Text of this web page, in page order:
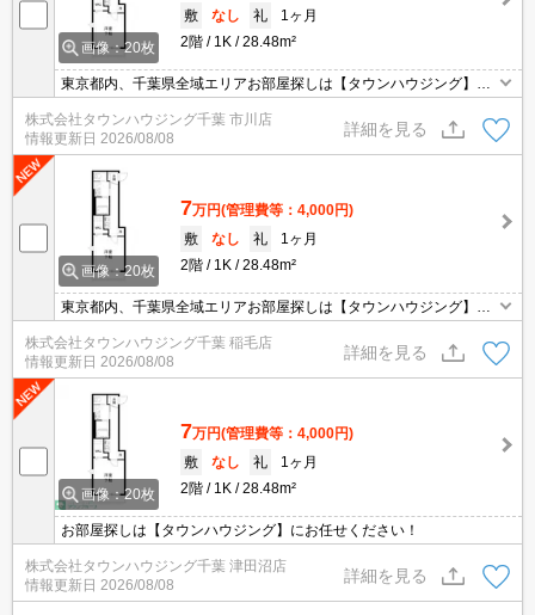
画像：20枚
敷 なし 礼
1ヶ月
2階
1K 28.48m²
東京都内、千葉県全域エリアお部屋探しは【タウンハウジング】に
お任せください！オンラインでご相談・ご見学・ご契約お手続きも
ご対応可能です。
株式会社タウンハウジング千葉 市川店
情報更新日 2026/08/08
詳細を見る
画像：20枚
7万円(管理費等：4,000円)
敷
なし 礼
1ヶ月
2階
1K 28.48m²
東京都内、千葉県全域エリアお部屋探しは【タウンハウジング】に
お任せください！オンラインでご相談・ご見学・ご契約お手続きも
ご対応可能です。
株式会社タウンハウジング千葉 稲毛店
情報更新日 2026/08/08
詳細を見る
画像：20枚
7万円(管理費等：4,000円)
敷
なし 礼
1ヶ月
2階
1K 28.48m²
お部屋探しは【タウンハウジング】にお任せください！
株式会社タウンハウジング千葉 津田沼店
情報更新日 2026/08/08
詳細を見る